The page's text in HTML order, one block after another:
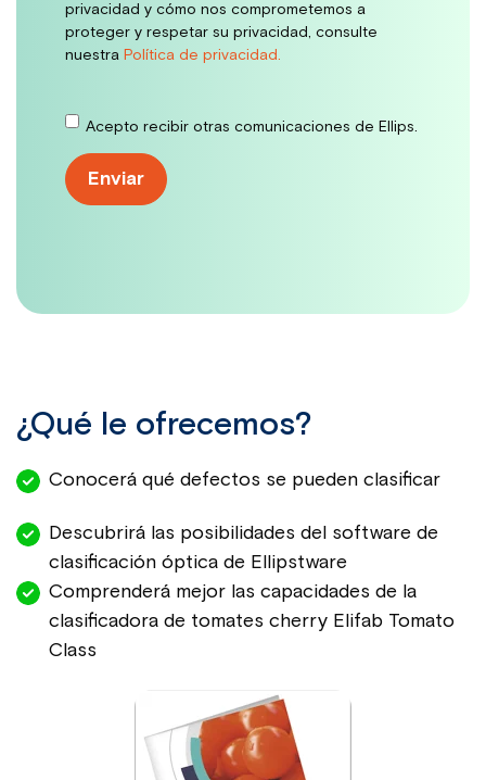
privacidad y cómo nos comprometemos a
proteger y respetar su privacidad, consulte
nuestra Política de privacidad.
Acepto recibir otras comunicaciones de Ellips.
¿Qué le ofrecemos?
Conocerá qué defectos se pueden clasificar
Descubrirá las posibilidades del software de
clasificación óptica de Ellipstware
Comprenderá mejor las capacidades de la
clasificadora de tomates cherry Elifab Tomato
Class